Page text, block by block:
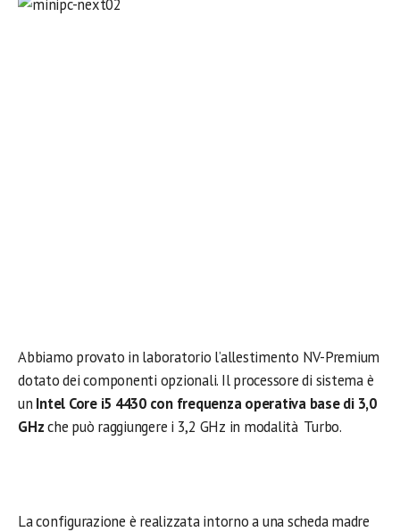
Abbiamo provato in laboratorio l’allestimento NV-Premium
dotato dei componenti opzionali. Il processore di sistema è
un Intel Core i5 4430 con frequenza operativa base di 3,0
GHzche può raggiungere i 3,2 GHz in modalità Turbo.
La configurazione è realizzata intorno a una scheda madre